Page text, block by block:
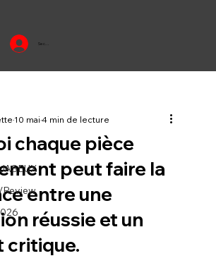
Se connecter
chaque pièce
peut faire la
entre une
réussie et un
critique.
10 mai4 min de lecture